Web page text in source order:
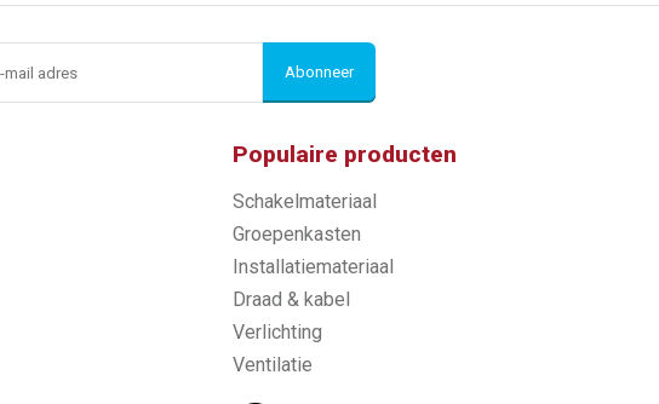
Abonneer
Populaire producten
Schakelmateriaal
Groepenkasten
Installatiemateriaal
Draad & kabel
Verlichting
Ventilatie